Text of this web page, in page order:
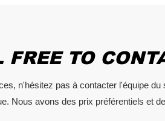
FREE TO
n'hésitez pas à contacter l'équipe
Nous avons des prix préférentiels et